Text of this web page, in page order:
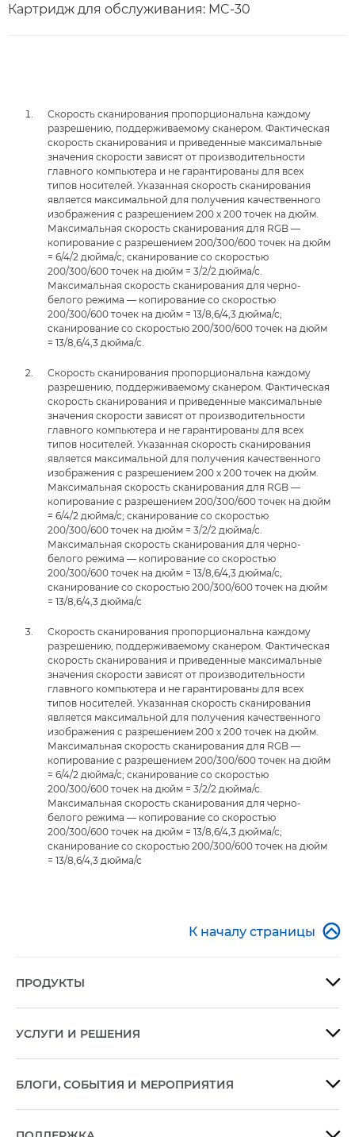
Картридж для обслуживания: MC-30
Скорость сканирования пропорциональна каждому
разрешению, поддерживаемому сканером. Фактическая
скорость сканирования и приведенные максимальные
значения скорости зависят от производительности
главного компьютера и не гарантированы для всех
типов носителей. Указанная скорость сканирования
является максимальной для получения качественного
изображения с разрешением 200 x 200 точек на дюйм.
Максимальная скорость сканирования для RGB —
копирование с разрешением 200/300/600 точек на дюйм
= 6/4/2 дюйма/с; сканирование со скоростью
200/300/600 точек на дюйм = 3/2/2 дюйма/с.
Максимальная скорость сканирования для черно-
белого режима — копирование со скоростью
200/300/600 точек на дюйм = 13/8,6/4,3 дюйма/с;
сканирование со скоростью 200/300/600 точек на дюйм
= 13/8,6/4,3 дюйма/с.
Скорость сканирования пропорциональна каждому
разрешению, поддерживаемому сканером. Фактическая
скорость сканирования и приведенные максимальные
значения скорости зависят от производительности
главного компьютера и не гарантированы для всех
типов носителей. Указанная скорость сканирования
является максимальной для получения качественного
изображения с разрешением 200 x 200 точек на дюйм.
Максимальная скорость сканирования для RGB —
копирование с разрешением 200/300/600 точек на дюйм
= 6/4/2 дюйма/с; сканирование со скоростью
200/300/600 точек на дюйм = 3/2/2 дюйма/с.
Максимальная скорость сканирования для черно-
белого режима — копирование со скоростью
200/300/600 точек на дюйм = 13/8,6/4,3 дюйма/с;
сканирование со скоростью 200/300/600 точек на дюйм
= 13/8,6/4,3 дюйма/с
Скорость сканирования пропорциональна каждому
разрешению, поддерживаемому сканером. Фактическая
скорость сканирования и приведенные максимальные
значения скорости зависят от производительности
главного компьютера и не гарантированы для всех
типов носителей. Указанная скорость сканирования
является максимальной для получения качественного
изображения с разрешением 200 x 200 точек на дюйм.
Максимальная скорость сканирования для RGB —
копирование с разрешением 200/300/600 точек на дюйм
= 6/4/2 дюйма/с; сканирование со скоростью
200/300/600 точек на дюйм = 3/2/2 дюйма/с.
Максимальная скорость сканирования для черно-
белого режима — копирование со скоростью
200/300/600 точек на дюйм = 13/8,6/4,3 дюйма/с;
сканирование со скоростью 200/300/600 точек на дюйм
= 13/8,6/4,3 дюйма/с
К началу страницы 
ПРОДУКТЫ 
УСЛУГИ И РЕШЕНИЯ 
БЛОГИ, СОБЫТИЯ И МЕРОПРИЯТИЯ 
